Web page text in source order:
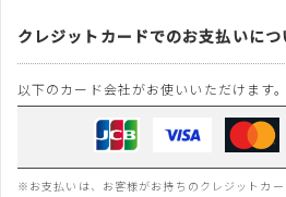
クレジットカードでのお支払いにつ
以下のカード会社がお使いいただけます。
※お支払いは、お客様がお持ちのクレジットカ